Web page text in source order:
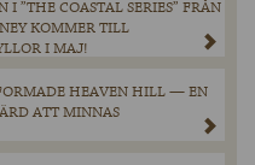
I ”THE COASTAL SERIES” FRÅN
KOMMER TILL
I MAJ!
HEAVEN HILL — EN
ATT MINNAS